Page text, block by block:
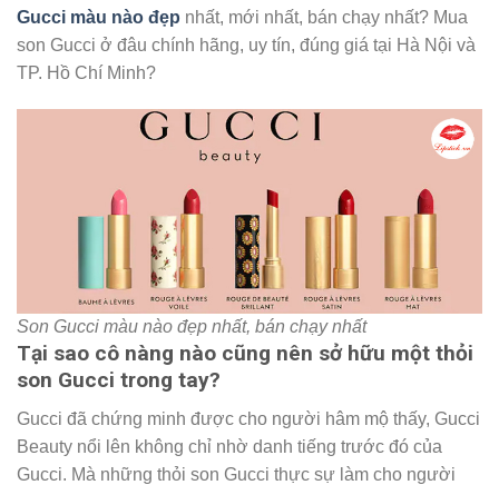
Gucci màu nào đẹp nhất, mới nhất, bán chạy nhất? Mua
son Gucci ở đâu chính hãng, uy tín, đúng giá tại Hà Nội và
TP. Hồ Chí Minh?
Son Gucci màu nào đẹp nhất, bán chạy nhất
Tại sao cô nàng nào cũng nên sở hữu một thỏi
son Gucci trong tay?
Gucci đã chứng minh được cho người hâm mộ thấy, Gucci
Beauty nổi lên không chỉ nhờ danh tiếng trước đó của
Gucci. Mà những thỏi son Gucci thực sự làm cho người